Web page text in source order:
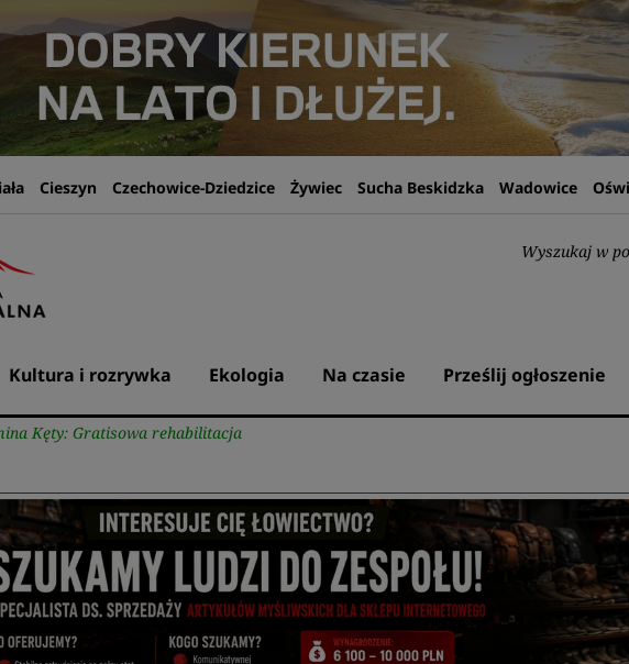
Cieszyn Czechowice-Dziedzice Żywiec Sucha Beskidzka Wadowice
Kultura i rozrywka Ekologia Na czasie Prześlij ogłoszenie
Kęty: Gratisowa rehabilitacja